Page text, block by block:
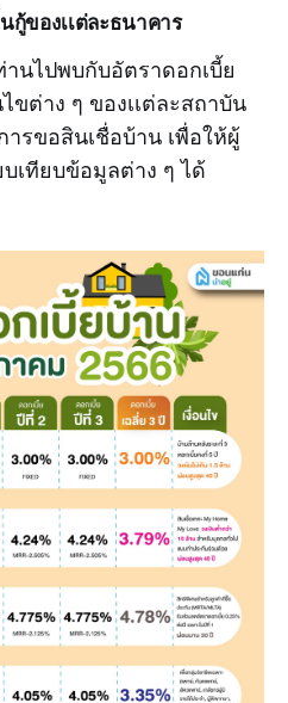
กู้ของเเต่ละธนาคาร
นไปพบกับอัตราดอกเบี้ย
ขต่าง ๆ ของเเต่ละสถาบัน
ารขอสินเชื่อบ้าน เพื่อให้ผู้
เทียบข้อมูลต่าง ๆ ได้